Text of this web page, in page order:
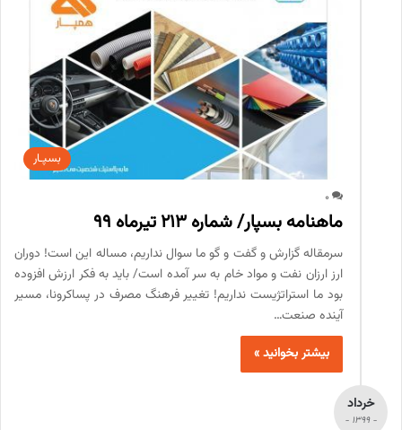
بسپـار
0
ماهنامه بسپار/ شماره 213 تیرماه 99
سرمقاله گزارش و گفت و گو ما سوال نداریم، مساله این است! دوران
ارز ارزان نفت و مواد خام به سر آمده است/ باید به فکر ارزش افزوده
بود ما استراتژیست نداریم! تغییر فرهنگ مصرف در پساکرونا، مسیر
آینده صنعت…
بیشتر بخوانید »
خرداد
- 1399 -